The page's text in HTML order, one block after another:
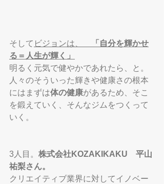
そして ビジョンは、
「自分を輝かせ
る＝人生が輝く」
明るく元気で健やかであれたら、と。
人々のそういった輝きや健康さの根本
にはまずは体の健康があるため、そこ
を鍛えていく、そんなジムをつくって
いく。
3人目。 株式会社KOZAKIKAKU　平山
祐梨さん。
クリエイティブ業界に対してイノベー